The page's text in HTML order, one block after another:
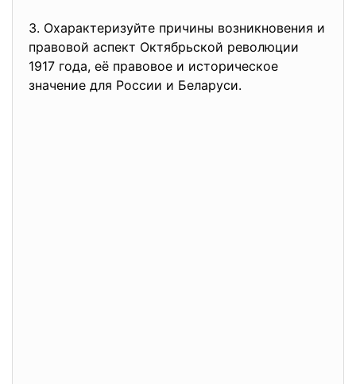
3. Охарактеризуйте причины возникновения и
правовой аспект Октябрьской революции
1917 года, её правовое и историческое
значение для России и Беларуси.